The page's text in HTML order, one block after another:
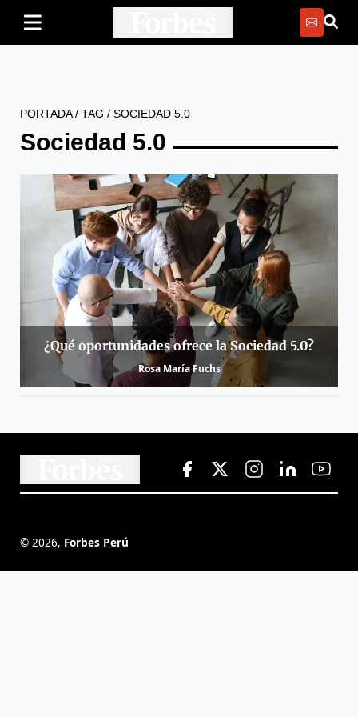
PORTADA/ TAG / SOCIEDAD 5.0
Sociedad 5.0
¿Qué oportunidades ofrece la Sociedad 5.0?
Rosa María Fuchs
© 2026, Forbes Perú